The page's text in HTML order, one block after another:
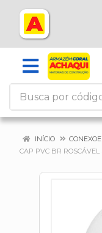
INÍCIO
CAP PVC BR